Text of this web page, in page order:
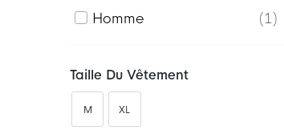
Homme
1
Taille Du Vêtement
M XL